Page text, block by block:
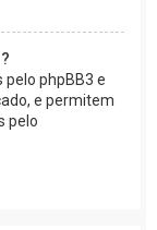
pelo phpBB3 e
e permitem
pelo